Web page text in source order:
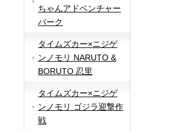
ちゃんアドベンチャー
パーク
タイムズカー×ニジゲ
ンノモリ NARUTO &
BORUTO 忍里
タイムズカー×ニジゲ
ンノモリ ゴジラ迎撃作
戦